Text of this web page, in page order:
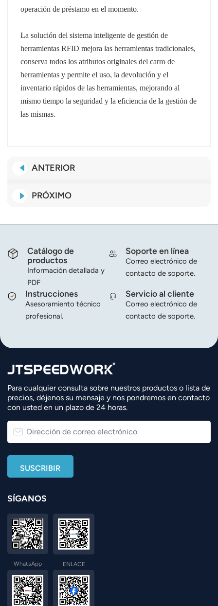
operación de préstamo en el momento.
La solución del sistema inteligente de gestión de
herramientas RFID mejora las herramientas tradicionales,
conserva todos los atributos originales del carro de
herramientas y permite el uso, la devolución y el
inventario rápidos de las herramientas, mejorando al
mismo tiempo la seguridad y la eficiencia de la gestión de
las mismas.
ANTERIOR
PRÓXIMO
Catálogo de
productos
Información detallada y
PDF
Soporte en línea
Correo electrónico de
contacto de soporte.
Instrucciones
Asesoramiento técnico
profesional.
Servicio al cliente
Correo electrónico de
contacto de soporte.
Para cualquier consulta sobre nuestros productos o lista de
precios, déjenos su mensaje y nos pondremos en contacto
con usted en un plazo de 24 horas.
SÍGANOS
WhatsApp ENLACE